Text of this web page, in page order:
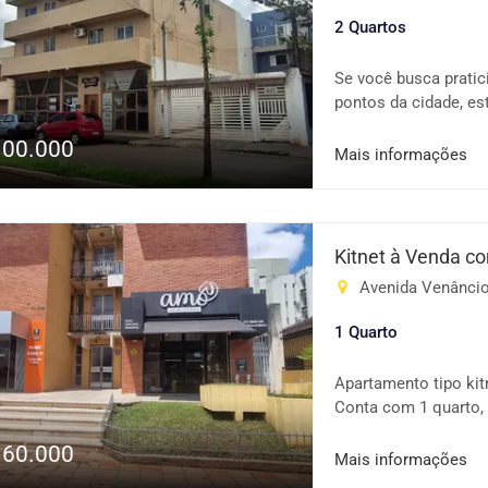
2 Quartos
Se você busca
pontos da cidade,
conceito integrado,
confraternização ✔️
o espaço ao ar livre
privilegiada, na
serviços essenciais.
contato e agende
Mais informações
Kitnet à Venda
Avenida
1 Quarto
Apartamento tipo
Conta com 1
Destaques:
Mais informações